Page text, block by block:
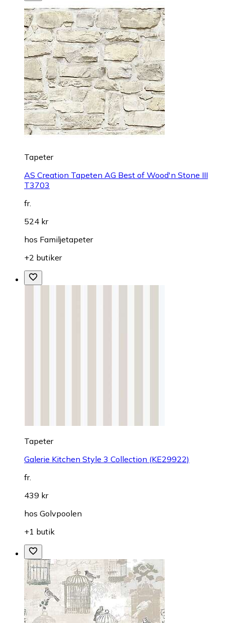
Tapeter
AS Creation Tapeten AG Best of Wood'n Stone III
T3703
fr.
524 kr
hos Familjetapeter
+2 butiker
Tapeter
Galerie Kitchen Style 3 Collection (KE29922)
fr.
439 kr
hos Golvpoolen
+1 butik